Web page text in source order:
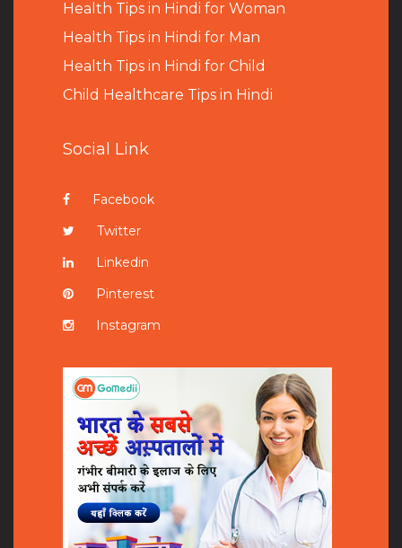
Health Tips in Hindi for Woman
Health Tips in Hindi for Man
Health Tips in Hindi for Child
Child Healthcare Tips in Hindi
Social Link
Facebook
Twitter
Linkedin
Pinterest
Instagram